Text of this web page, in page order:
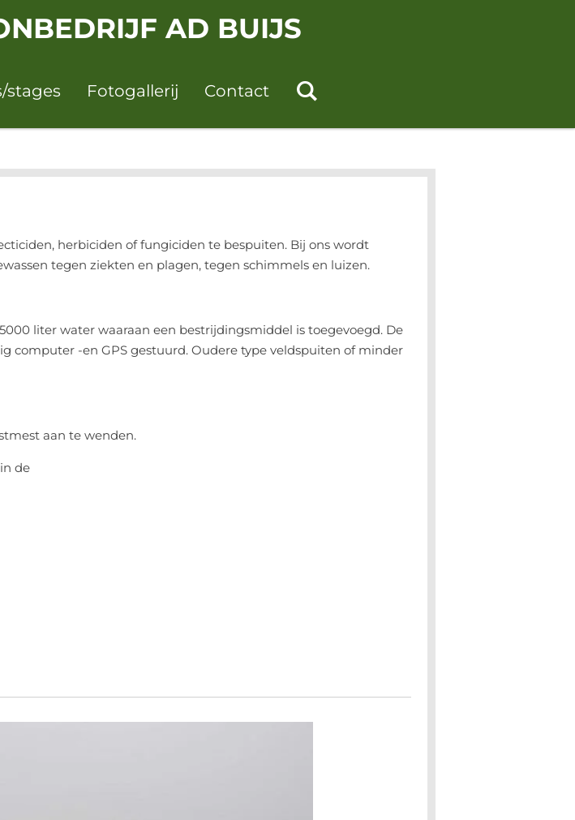
AD BUIJS
stages Fotogallerij Contact
herbiciden of fungiciden te bespuiten. Bij ons wordt
tegen ziekten en plagen, tegen schimmels en luizen.
liter water waaraan een bestrijdingsmiddel is toegevoegd. De
computer -en GPS gestuurd. Oudere type veldspuiten of minder
aan te wenden.
de